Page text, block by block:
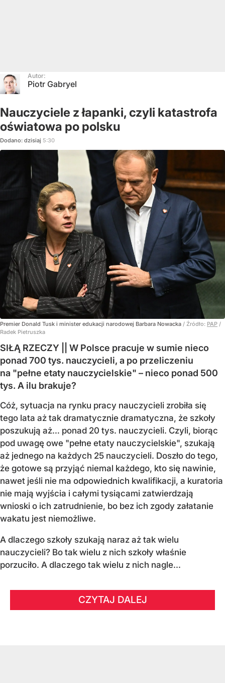
Autor:
Piotr Gabryel
Nauczyciele z łapanki, czyli katastrofa
oświatowa po polsku
Dodano: dzisiaj 5:30
Premier Donald Tusk i minister edukacji narodowej Barbara Nowacka / Źródło: PAP /
Radek Pietruszka
SIŁĄ RZECZY || W Polsce pracuje w sumie nieco
ponad 700 tys. nauczycieli, a po przeliczeniu
na "pełne etaty nauczycielskie" – nieco ponad 500
tys. A ilu brakuje?
Cóż, sytuacja na rynku pracy nauczycieli zrobiła się
tego lata aż tak dramatycznie dramatyczna, że szkoły
poszukują aż… ponad 20 tys. nauczycieli. Czyli, biorąc
pod uwagę owe "pełne etaty nauczycielskie", szukają
aż jednego na każdych 25 nauczycieli. Doszło do tego,
że gotowe są przyjąć niemal każdego, kto się nawinie,
nawet jeśli nie ma odpowiednich kwalifikacji, a kuratoria
nie mają wyjścia i całymi tysiącami zatwierdzają
wnioski o ich zatrudnienie, bo bez ich zgody załatanie
wakatu jest niemożliwe.
A dlaczego szkoły szukają naraz aż tak wielu
nauczycieli? Bo tak wielu z nich szkoły właśnie
porzuciło. A dlaczego tak wielu z nich nagle...
CZYTAJ DALEJ